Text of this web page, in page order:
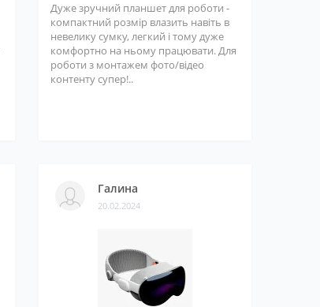
Дуже зручний планшет для роботи -
компактний розмір влазить навіть в
невелику сумку, легкий і тому дуже
комфортно на ньому працювати. Для
роботи з монтажем фото/відео
контенту супер!..
Галина
20.02.2024